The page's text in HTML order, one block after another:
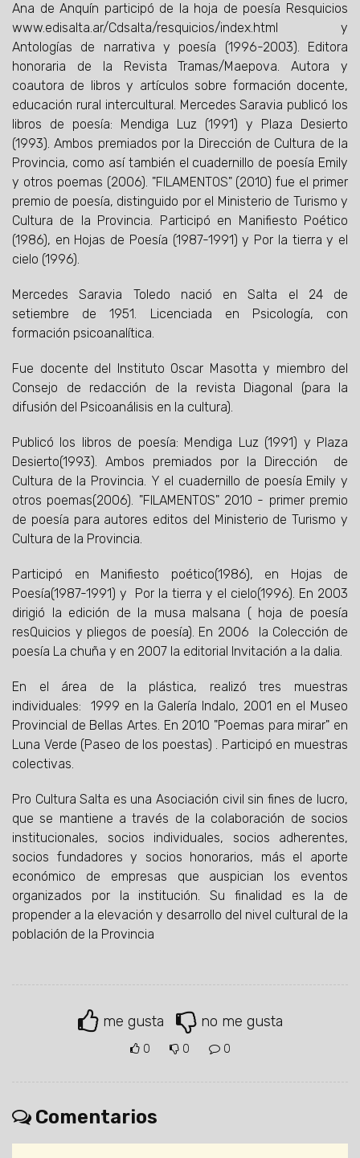
Ana de Anquín participó de la hoja de poesía Resquicios
www.edisalta.ar/Cdsalta/resquicios/index.html y
Antologías de narrativa y poesía (1996-2003). Editora
honoraria de la Revista Tramas/Maepova. Autora y
coautora de libros y artículos sobre formación docente,
educación rural intercultural. Mercedes Saravia publicó los
libros de poesía: Mendiga Luz (1991) y Plaza Desierto
(1993). Ambos premiados por la Dirección de Cultura de la
Provincia, como así también el cuadernillo de poesía Emily
y otros poemas (2006). "FILAMENTOS" (2010) fue el primer
premio de poesía, distinguido por el Ministerio de Turismo y
Cultura de la Provincia. Participó en Manifiesto Poético
(1986), en Hojas de Poesía (1987-1991) y Por la tierra y el
cielo (1996).
Mercedes Saravia Toledo nació en Salta el 24 de
setiembre de 1951. Licenciada en Psicología, con
formación psicoanalítica.
Fue docente del Instituto Oscar Masotta y miembro del
Consejo de redacción de la revista Diagonal (para la
difusión del Psicoanálisis en la cultura).
Publicó los libros de poesía: Mendiga Luz (1991) y Plaza
Desierto(1993). Ambos premiados por la Dirección de
Cultura de la Provincia. Y el cuadernillo de poesía Emily y
otros poemas(2006). "FILAMENTOS" 2010 - primer premio
de poesía para autores editos del Ministerio de Turismo y
Cultura de la Provincia.
Participó en Manifiesto poético(1986), en Hojas de
Poesía(1987-1991) y Por la tierra y el cielo(1996). En 2003
dirigió la edición de la musa malsana ( hoja de poesía
resQuicios y pliegos de poesía). En 2006 la Colección de
poesía La chuña y en 2007 la editorial Invitación a la dalia.
En el área de la plástica, realizó tres muestras
individuales: 1999 en la Galería Indalo, 2001 en el Museo
Provincial de Bellas Artes. En 2010 "Poemas para mirar" en
Luna Verde (Paseo de los poestas) . Participó en muestras
colectivas.
Pro Cultura Salta es una Asociación civil sin fines de lucro,
que se mantiene a través de la colaboración de socios
institucionales, socios individuales, socios adherentes,
socios fundadores y socios honorarios, más el aporte
económico de empresas que auspician los eventos
organizados por la institución. Su finalidad es la de
propender a la elevación y desarrollo del nivel cultural de la
población de la Provincia
me gusta no me gusta
0 0 0
Comentarios